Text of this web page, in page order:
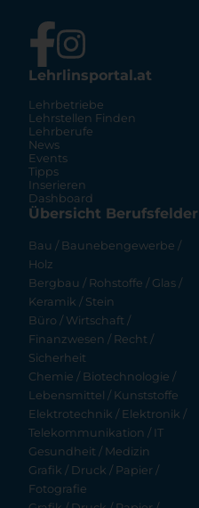
Lehrlinsportal.at
Lehrbetriebe
Lehrstellen Finden
Lehrberufe
News
Events
Tipps
Inserieren
Dashboard
Übersicht Berufsfelder
Bau / Baunebengewerbe /
Holz
Bergbau / Rohstoffe / Glas /
Keramik / Stein
Büro / Wirtschaft /
Finanzwesen / Recht /
Sicherheit
Chemie / Biotechnologie /
Lebensmittel / Kunststoffe
Elektrotechnik / Elektronik /
Telekommunikation / IT
Gesundheit / Medizin
Grafik / Druck / Papier /
Fotografie